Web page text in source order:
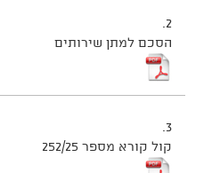
2.
הסכם למתן שירותים
3.
קול קורא מספר 252/25